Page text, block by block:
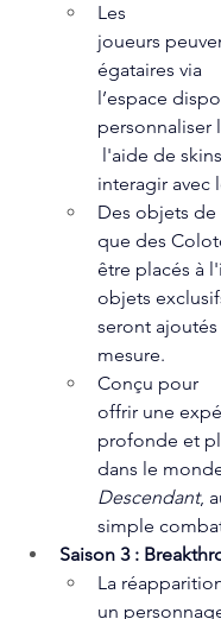
Les
joueurs
égataires via
l’espace
personnaliser
l'aide de
interagir avec
Des objets
que des
être placés à
objets
seront
mesure.
Conçu pour
offrir une
profonde et
dans le
Descendant,
simple
Saison 3 :
La
un